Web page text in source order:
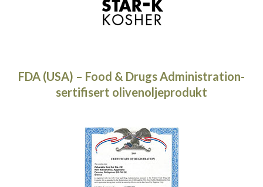
FDA (USA) – Food & Drugs Administration-
sertifisert olivenoljeprodukt